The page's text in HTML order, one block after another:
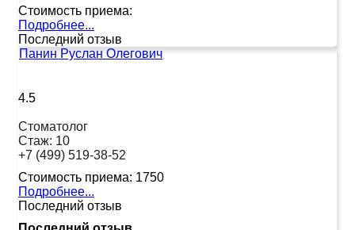
Стоимость приема:
Подробнее...
Последний отзыв
Панин Руслан Олегович
4.5
Стоматолог
Стаж: 10
+7 (499) 519-38-52
Стоимость приема: 1750
Подробнее...
Последний отзыв